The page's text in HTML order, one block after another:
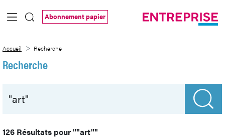
Saut au contenu principal
Abonnement papier
Accueil Recherche
Recherche
126 Résultats pour""art""